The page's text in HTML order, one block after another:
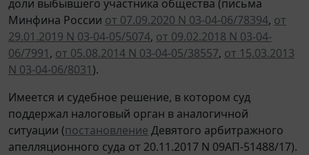
доли выбывшего участника общества (письма
Минфина России от 07.09.2020 N 03-04-06/78394, от
29.01.2019 N 03-04-05/5074, от 09.02.2018 N 03-04-
06/7991, от 05.08.2014 N 03-04-05/38557, от 15.03.2013
N 03-04-06/8031).
Имеется и судебное решение, в котором суд
поддержал налоговый орган в аналогичной
ситуации (постановление Девятого арбитражного
апелляционного суда от 20.11.2017 N 09АП-51488/17).